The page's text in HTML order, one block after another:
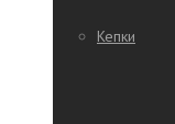
Кепки